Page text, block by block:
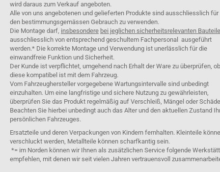
wird daraus zum Verkauf angeboten.
Alle von uns angebotenen und gelieferten Produkte sind ausschliesslich für
den bestimmungsgemässen Gebrauch zu verwenden.
Die Montage darf, insbesondere bei jeglichen sicherheitsrelevanten
ausschliesslich von entsprechend geschultem Fachpersonal ausgeführt
werden.* Die korrekte Montage und Verwendung ist unerlässlich für die
einwandfreie Funktion und Sicherheit.
Der Kunde ist verpflichtet, umgehend nach Erhalt der Ware zu überprüfen, ob
diese kompatibel ist mit dem Fahrzeug.
Vom Fahrzeughersteller vorgegebene Wartungsintervalle sind unbedingt
einzuhalten. Um eine langfristige und sichere Nutzung zu gewährleisten,
überprüfen Sie das Produkt regelmäßig auf Verschleiß, Mängel oder
Beachten Sie hierbei unbedingt auch das Alter und den aktuellen Zustand
persönlichen Fahrzeuges.
Ersatzteile und deren Verpackungen von Kindern fernhalten. Kleinteile
verschluckt werden, Metallteile können scharfkantig sein.
*= im Norden können wir Ihnen als zusätzlichen Service folgende
empfehlen, mit denen wir seit vielen Jahren vertrauensvoll